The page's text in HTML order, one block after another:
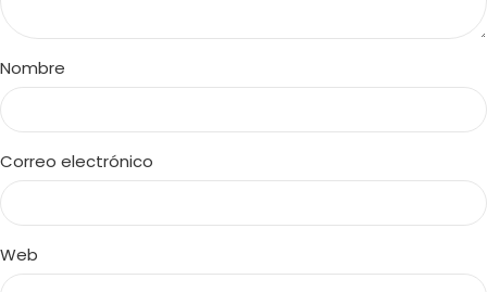
Nombre
Correo electrónico
Web